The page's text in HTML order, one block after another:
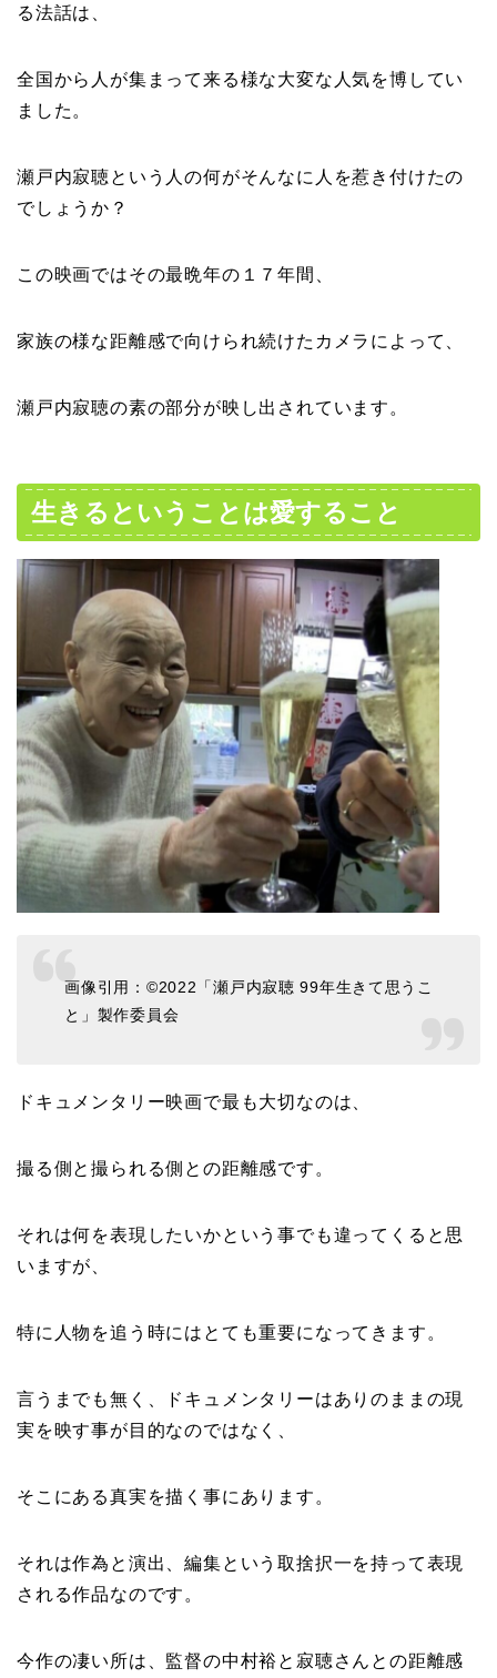
る法話は、
全国から人が集まって来る様な大変な人気を博してい
ました。
瀬戸内寂聴という人の何がそんなに人を惹き付けたの
でしょうか？
この映画ではその最晩年の１７年間、
家族の様な距離感で向けられ続けたカメラによって、
瀬戸内寂聴の素の部分が映し出されています。
生きるということは愛すること
画像引用：©2022「瀬戸内寂聴 99年生きて思うこ
と」製作委員会
ドキュメンタリー映画で最も大切なのは、
撮る側と撮られる側との距離感です。
それは何を表現したいかという事でも違ってくると思
いますが、
特に人物を追う時にはとても重要になってきます。
言うまでも無く、ドキュメンタリーはありのままの現
実を映す事が目的なのではなく、
そこにある真実を描く事にあります。
それは作為と演出、編集という取捨択一を持って表現
される作品なのです。
今作の凄い所は、監督の中村裕と寂聴さんとの距離感